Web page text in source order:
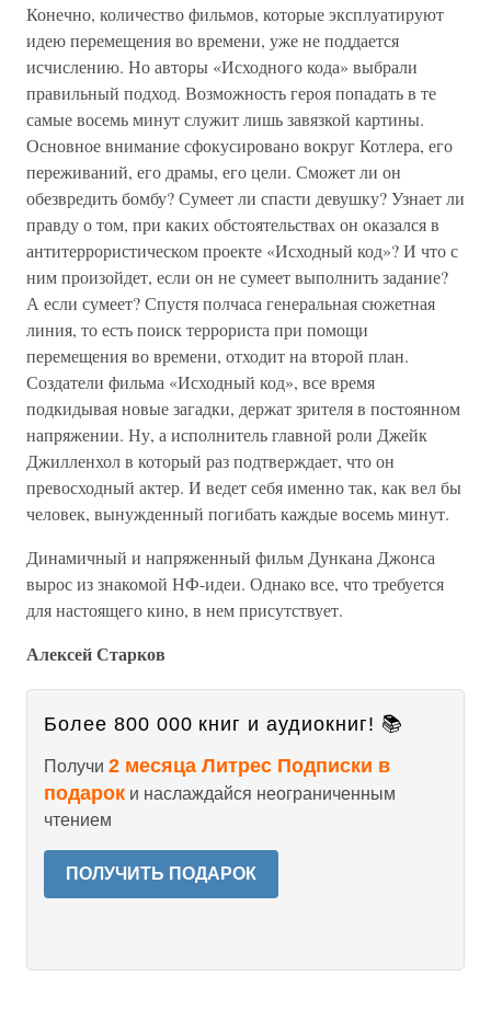
Конечно, количество фильмов, которые эксплуатируют
идею перемещения во времени, уже не поддается
исчислению. Но авторы «Исходного кода» выбрали
правильный подход. Возможность героя попадать в те
самые восемь минут служит лишь завязкой картины.
Основное внимание сфокусировано вокруг Котлера, его
переживаний, его драмы, его цели. Сможет ли он
обезвредить бомбу? Сумеет ли спасти девушку? Узнает ли
правду о том, при каких обстоятельствах он оказался в
антитеррористическом проекте «Исходный код»? И что с
ним произойдет, если он не сумеет выполнить задание?
А если сумеет? Спустя полчаса генеральная сюжетная
линия, то есть поиск террориста при помощи
перемещения во времени, отходит на второй план.
Создатели фильма «Исходный код», все время
подкидывая новые загадки, держат зрителя в постоянном
напряжении. Ну, а исполнитель главной роли Джейк
Джилленхол в который раз подтверждает, что он
превосходный актер. И ведет себя именно так, как вел бы
человек, вынужденный погибать каждые восемь минут.
Динамичный и напряженный фильм Дункана Джонса
вырос из знакомой НФ-идеи. Однако все, что требуется
для настоящего кино, в нем присутствует.
Алексей Старков
Более 800 000 книг и аудиокниг! 📚
Получи 2 месяца Литрес Подписки в
подарок и наслаждайся неограниченным
чтением
ПОЛУЧИТЬ ПОДАРОК